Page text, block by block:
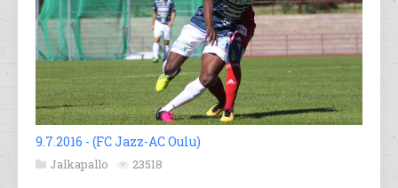
9.7.2016 - (FC Jazz-AC Oulu)
Jalkapallo 23518